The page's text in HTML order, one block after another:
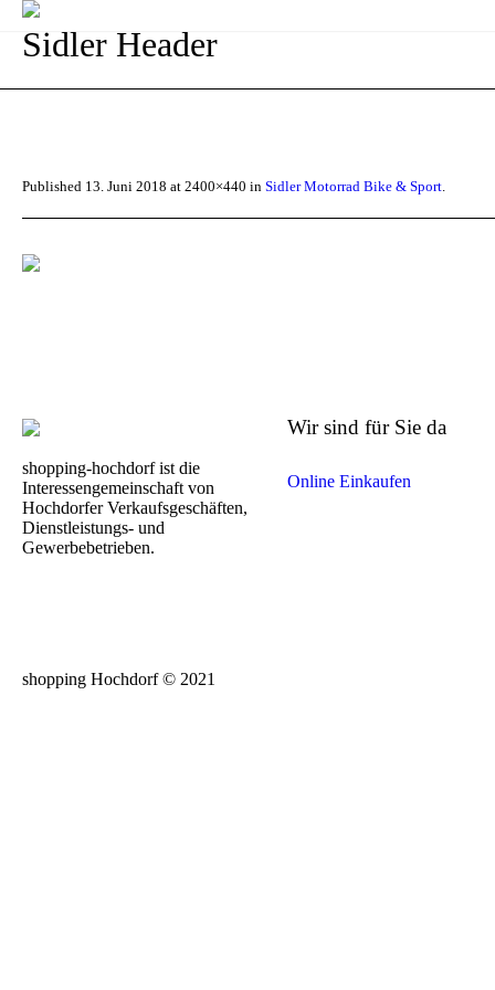
Sidler Header
Published 13. Juni 2018 at 2400×440 in Sidler Motorrad Bike & Sport.
shopping-hochdorf ist die
Interessengemeinschaft von
Hochdorfer Verkaufsgeschäften,
Dienstleistungs- und
Gewerbebetrieben.
Wir sind für Sie da
Online Einkaufen
shopping Hochdorf © 2021